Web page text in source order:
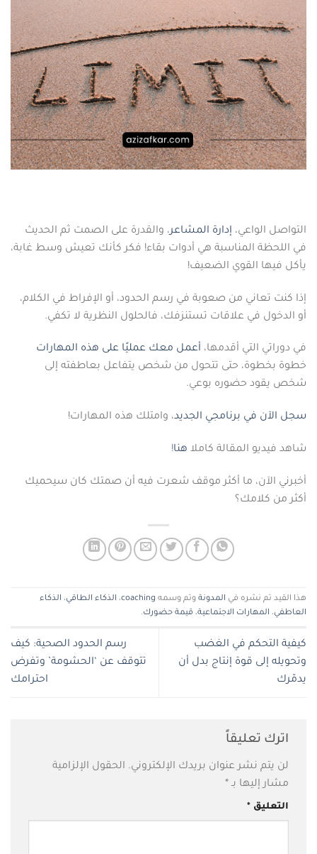
التواصل الواعي، إدارة المشاعر، والقدرة على الصمت ثم الحديث
في اللحظة المناسبة هي أدوات بقاء! فكر كأنك تعيش وسط غابة،
يأكل فيها القوي الضعيف!
إذا كنت تعاني من صعوبة في رسم الحدود، أو الإفراط في الكلام،
أو الدخول في علاقات تستنزفك، فالحلول النظرية لا تكفي.
في دوراتي التي أقدمها، أعمل معك عمليًا على هذه المهارات
خطوة بخطوة، حتى تتحول من شخص يتفاعل بعاطفته إلى
شخص يقود حضوره بوعي.
سجل الآن في برنامجي الجديد، وامتلك هذه المهارات!
شاهد فيديو المقالة كاملا هنا!
أخبرني الآن، ما أكثر موقف شعرت فيه أن صمتك كان سيحميك
أكثر من كلامك؟
هذا القيد تم نشره في المدونة وتم وسمه coaching، الذكاء الطاقي، الذكاء
العاطفي، المهارات الاجتماعية، قيمة حضورك.
كيفية التحكم في الغضب
وتحويله إلى قوة إنتاج بدل أن
يدمّرك
رسم الحدود الصحية: كيف
تتوقف عن ‘الحشومة’ وتفرض
احترامك
اترك تعليقاً
لن يتم نشر عنوان بريدك الإلكتروني. الحقول الإلزامية
مشار إليها بـ *
التعليق *